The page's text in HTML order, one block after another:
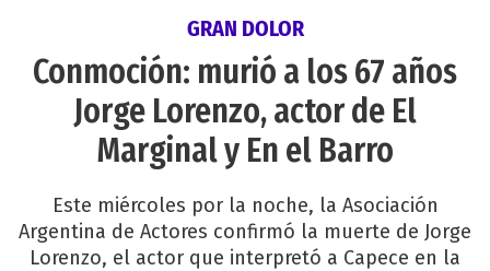
GRAN DOLOR
Conmoción: murió a los 67 años
Jorge Lorenzo, actor de El
Marginal y En el Barro
Este miércoles por la noche, la Asociación
Argentina de Actores confirmó la muerte de Jorge
Lorenzo, el actor que interpretó a Capece en la